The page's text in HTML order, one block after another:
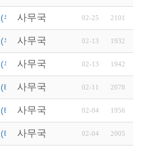
우리지역)] 2026 「버스타고 경북
사무국 02-25 2101
우리지역)] 2026년 영천시 단체관
사무국 02-13 1932
우리지역)] 2026년 칠곡군 국내·
사무국 02-13 1942
타 시,도)] 2026년 경상남도 관광
사무국 02-11 2078
타 시,도)] 2026년 울산광역시 상
사무국 02-04 1956
타 시,도)] 「2026년도 대전광역
사무국 02-04 2005